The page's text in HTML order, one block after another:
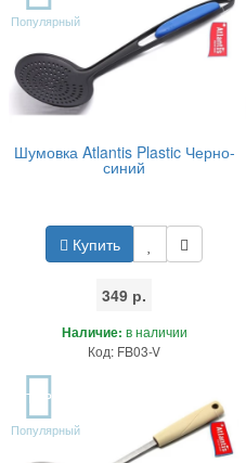
Популярный
Шумовка Atlantis Plastic Черно-
синий
Купить
349 р.
Наличие: в наличии
Код: FB03-V
TOP
Популярный